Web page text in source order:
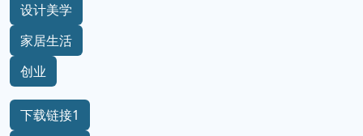
设计美学
家居生活
创业
下载链接1